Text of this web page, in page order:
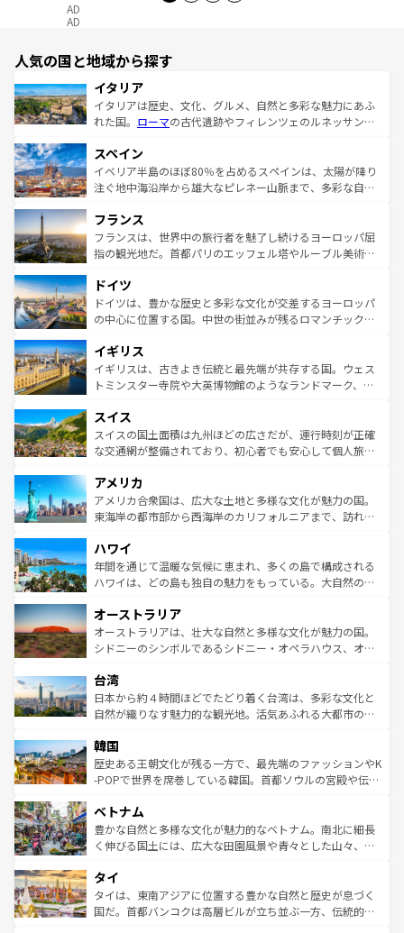
AD
AD
人気の国と地域から探す
イタリア
イタリアは歴史、文化、グルメ、自然と多彩な魅力にあふ
れた国。 ローマの古代遺跡やフィレンツェのルネッサンス
ろん、トスカーナの美しい田園風景やアマルフィ海岸の絶
景など、自然景観も見逃せない。観光の合間には、本場の
ピザやパスタなど、絶品のイタリア料理を堪能することも
ませてくれるイタリアで、忘れられない旅をしてみよう！
なお、新着のイタリア情報はコンテンツ一覧 を参照してほ
しい。
スペイン
イベリア半島のほぼ80％を占めるスペインは、太陽が降り
注ぐ地中海沿岸から雄大なピレネー山脈まで、多彩な自然
文化が根付くこの国では、情熱的なフラメンコ、熱気あふ
れる闘牛、そして美味しいタパスが生活の一部となってい
る。首都マドリードの洗練された雰囲気や、バルセロナの
の城塞都市、穏やかなビーチリゾートまで多彩な表情を見
せる。地方によって風土や気候が異なるスペインはその個
性で訪れる人を魅了する。 なお、新着のスペイン情報はコ
フランス
フランスは、世界中の旅行者を魅了し続けるヨーロッパ屈
指の観光地だ。首都パリのエッフェル塔やルーブル美術館
で、幅広い魅力が詰まっている。華麗な宮殿、歴史的な大
聖堂、美しいビーチ、そして豊かな自然が、訪れる者を心
から魅了する。また、フランスは美食の国としても知ら
いる。シャンパンの発祥地であるランス、プロヴァンスの
香り高いラベンダー畑など、多彩な楽しみ方が可能だ。さ
らに、パリ以外の地域にも魅力が溢れており、どの街角に
れる地方に足を運ぶとそれぞれで全く異なる文化を体験で
きるだろう。 なお、新着のフランス情報はコンテンツ一覧
を参照してほしい。
ドイツ
ドイツは、豊かな歴史と多彩な文化が交差するヨーロッパ
の中心に位置する国。中世の街並みが残るロマンチック街
顔を持つこの国は、どこを歩いても飽きることがない。ベ
ルリンの文化的活気、バイエルン州のアルプスの絶景、そ
してライン川沿いのワイン畑といった風景は必見。ビール
は、お酒好きな人にはぜひ体験してほしい。 なお、新着の
ドイツ情報はコンテンツ一覧を参照してほしい。
イギリス
イギリスは、古きよき伝統と最先端が共存する国。ウェス
トミンスター寺院や大英博物館のようなランドマーク、歴
リアごとに異なる魅力がある。また、優雅なアフタヌーン
ティー、ビール好きにはたまらない英国パブ、サッカー観
戦など、本場だからこそできる体験も豊富。イギリスを旅
ンツ一覧を参照してほしい。
スイス
スイスの国土面積は九州ほどの広さだが、運行時刻が正確
な交通網が整備されており、初心者でも安心して個人旅行
の建物がそのまま残る町や、スイスならではのユニークな
博物館もあり、アルプス観光だけでなく町歩きも満喫する
ことができる。国民の所得が高いため物価も高いが、旅行
ば市内交通費無料で観光を楽しむこともできる。 なお、新
着のスイス情報はコンテンツ一覧 を参照してほしい。
アメリカ
アメリカ合衆国は、広大な土地と多様な文化が魅力の国。
東海岸の都市部から西海岸のカリフォルニアまで、訪れる
のような巨大都市は、観光、ショッピング、エンターテイ
ンメントが詰まった刺激的なスポットだ。一方、アメリカ
西部には大自然が広がり、グランドキャニオンやイエロー
部のニューオーリンズでは、音楽と美食が融合した独特の
文化が魅力。旅行者はアメリカの各地域で異なる魅力を楽
しみながら、その多様性と豊かな歴史を感じることができ
ならではの贅沢な旅のスタイルだ。 なお、新着のアメリカ
情報はコンテンツ一覧を参照してほしい。
ハワイ
年間を通じて温暖な気候に恵まれ、多くの島で構成される
ハワイは、どの島も独自の魅力をもっている。大自然の神
ワイ島は見逃せない。また、定番の観光地といえばオアフ
島だが、静かな自然を求めるならマウイ島やカウアイ島が
おすすめ。エメラルドグリーンに輝く海をはじめ、豊かな
れるおもてなしの心で訪れる人々を迎えてくれるハワイの
人々、おいしいローカルフードやハワイアンミュージッ
ク、伝統的なフラダンスなど、すべてがハワイの魅力を彩
ワイを、存分に味わってほしい。 なお、新着のハワイ情報
はコンテンツ一覧を参照してほしい。
オーストラリア
オーストラリアは、壮大な自然と多様な文化が魅力の国。
シドニーのシンボルであるシドニー・オペラハウス、オー
リアリーフや大陸中央部にそびえるウルル（エアーズロッ
ク）、タスマニアの美しい原生林やケアンズの熱帯雨林な
ど、見どころがたくさん。また、カフェやワイン、オージ
いる。アクティビティも充実しており、サーフィンやダイ
ビング、ハイキングなど、アウトドア好きにはたまらな
い。オーストラリアの多彩な魅力を存分に味わいつくそ
参照してほしい。
台湾
日本から約４時間ほどでたどり着く台湾は、多彩な文化と
自然が織りなす魅力的な観光地。活気あふれる大都市の台
ン）、静ひつな山岳地帯である台湾東部など、都市の喧騒
と山間の静けさが共存しており、訪れる人に新しい発見と
驚きをもたらしてくれる。また、奥深い台湾の食文化も魅
容にもいいと評判のスイーツなど、バラエティ豊かな料理
が味わえる。 なお、新着の台湾情報は コンテンツ一覧を参
照してほしい。
韓国
歴史ある王朝文化が残る一方で、最先端のファッションやK
-POPで世界を席巻している韓国。首都ソウルの宮殿や伝統
き、地方に足を延ばせば四季折々の自然美を楽しむことが
できる。そして、キムチや焼肉、絶品のストリートフード
まで、さまざまな韓国料理が待っている。夜には、韓国な
リティに包まれながら、韓国の多彩な魅力を心ゆくまで味
わってみてほしい。 なお、新着の韓国情報はコンテンツ一
覧を参照してほしい。
ベトナム
豊かな自然と多様な文化が魅力的なベトナム。南北に細長
く伸びる国土には、広大な田園風景や青々とした山々、世
急速な発展と共に伝統が息づく。ハノイの古い町並みやホ
ーチミン市のフランス統治時代の建物も、独特の雰囲気を
醸し出している。また、バラエティの豊かさとおいしさで
タイ
タイは、東南アジアに位置する豊かな自然と歴史が息づく
国だ。首都バンコクは高層ビルが立ち並ぶ一方、伝統的な